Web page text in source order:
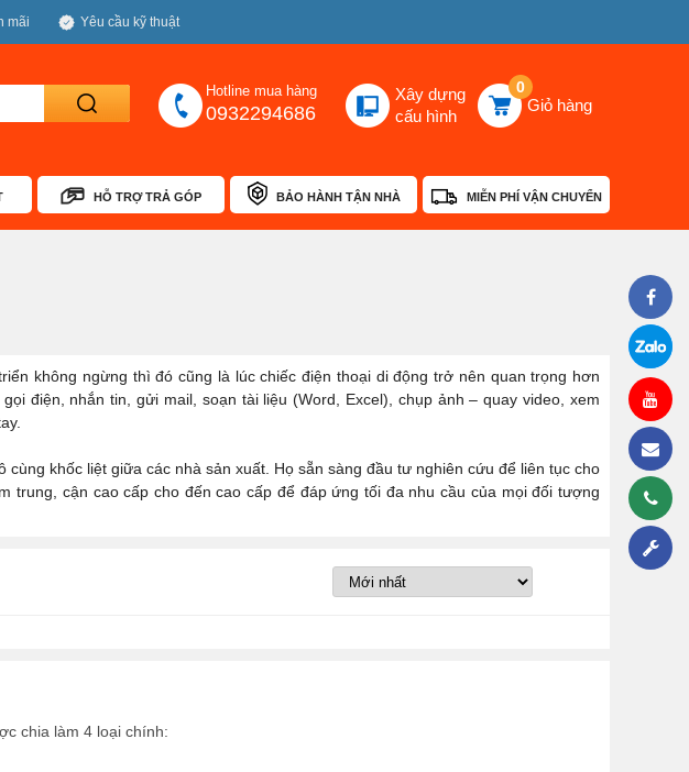
mãi Yêu cầu kỹ thuật
Tìm
Hotline mua hàng
0932294686
Xây dựng
cấu hình
Giỏ hàng
0
HỖ TRỢ TRẢ GÓP BẢO HÀNH TẬN NHÀ MIỄN PHÍ VẬN CHUYỂN
không ngừng thì đó cũng là lúc chiếc điện thoại di động trở nên quan trọng hơn
điện, nhắn tin, gửi mail, soạn tài liệu (Word, Excel), chụp ảnh – quay video, xem
khốc liệt giữa các nhà sản xuất. Họ sẵn sàng đầu tư nghiên cứu để liên tục cho
trung, cận cao cấp cho đến cao cấp để đáp ứng tối đa nhu cầu của mọi đối tượng
chia làm 4 loại chính: